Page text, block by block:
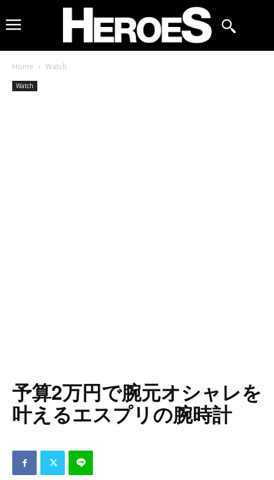
Home Watch
Watch
予算2万円で腕元オシャレを
叶えるエスプリの腕時計